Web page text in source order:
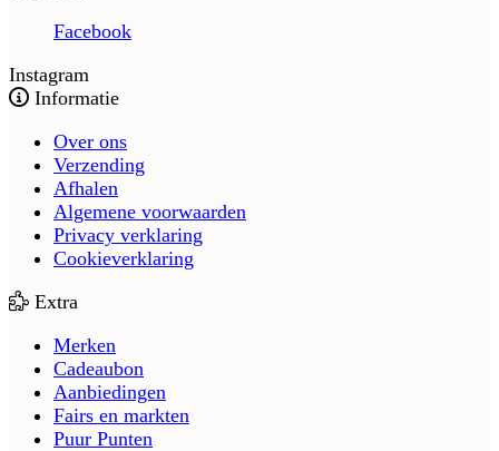
Facebook
Instagram
Informatie
Over ons
Verzending
Afhalen
Algemene voorwaarden
Privacy verklaring
Cookieverklaring
Extra
Merken
Cadeaubon
Aanbiedingen
Fairs en markten
Puur Punten